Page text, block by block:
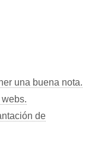
una buena nota.
de